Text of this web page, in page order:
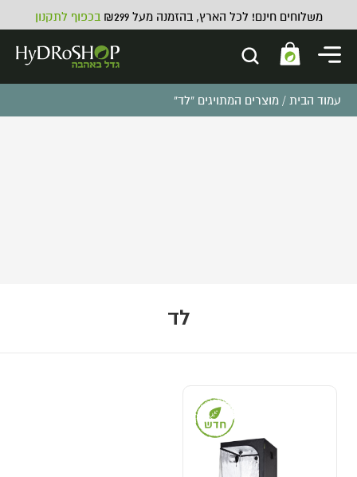
משלוחים חינם! לכל הארץ, בהזמנה מעל ₪299 בכפוף לתקנון
עמוד הבית / מוצרים המתויגים “לד”
לד